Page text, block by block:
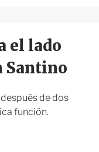
i
o
r
el lado
Santino
de dos
función.